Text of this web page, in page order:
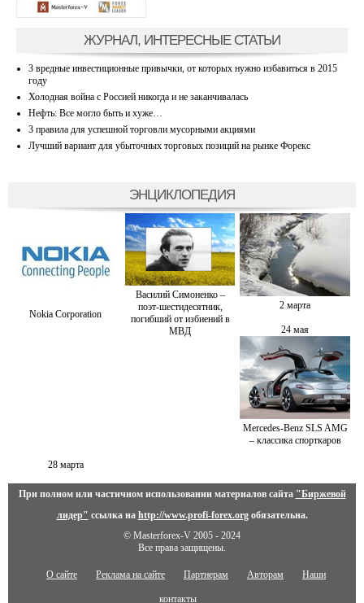
ЖУРНАЛ, ИНТЕРЕСНЫЕ СТАТЬИ
3 вредные инвестиционные привычки, от которых нужно избавиться в 2015
году
Холодная война с Россией никогда и не заканчивалась
Нефть: Все могло быть и хуже…
3 правила для успешной торговли мусорными акциями
Лучший вариант для убыточных торговых позиций на рынке Форекс
ЭНЦИКЛОПЕДИЯ
Nokia Corporation
Василий Симоненко –
поэт-шестидесятник,
погибший от избиений в
МВД
2 марта
24 мая
Mercedes-Benz SLS AMG
– классика спорткаров
28 марта
При полном или частичном использовании материалов сайта "Биржевой
лидер" ссылка на http://www.profi-forex.orgобязательна.
© Masterforex-V 2005 - 2024
Все права защищены.
О сайте Реклама на сайте Партнерам Авторам Наши
контакты